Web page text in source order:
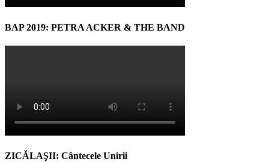
BAP 2019: PETRA ACKER & THE BAND
ZICĂLAŞII: Cântecele Unirii